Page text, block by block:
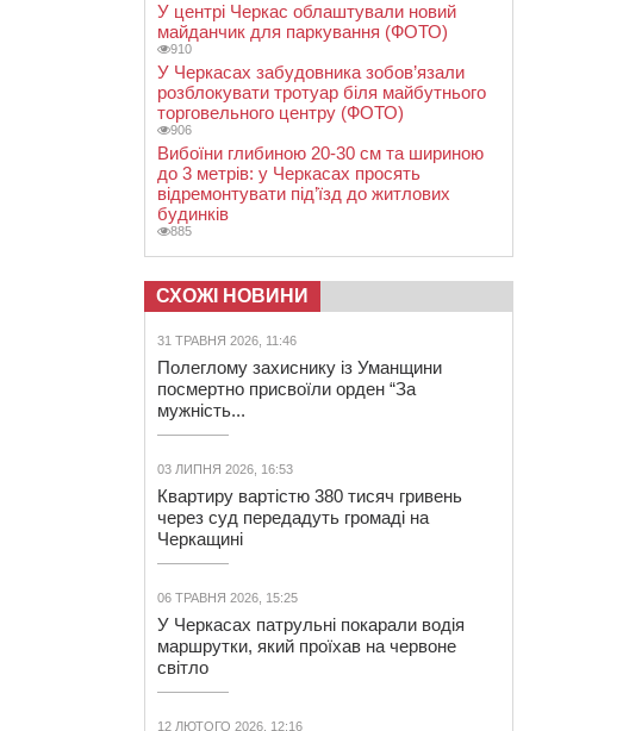
У центрі Черкас облаштували новий
майданчик для паркування (ФОТО)
910
У Черкасах забудовника зобов’язали
розблокувати тротуар біля майбутнього
торговельного центру (ФОТО)
906
Вибоїни глибиною 20-30 см та шириною
до 3 метрів: у Черкасах просять
відремонтувати під’їзд до житлових
будинків
885
СХОЖІ НОВИНИ
31 ТРАВНЯ 2026, 11:46
Полеглому захиснику із Уманщини
посмертно присвоїли орден “За
мужність...
03 ЛИПНЯ 2026, 16:53
Квартиру вартістю 380 тисяч гривень
через суд передадуть громаді на
Черкащині
06 ТРАВНЯ 2026, 15:25
У Черкасах патрульні покарали водія
маршрутки, який проїхав на червоне
світло
12 ЛЮТОГО 2026, 12:16